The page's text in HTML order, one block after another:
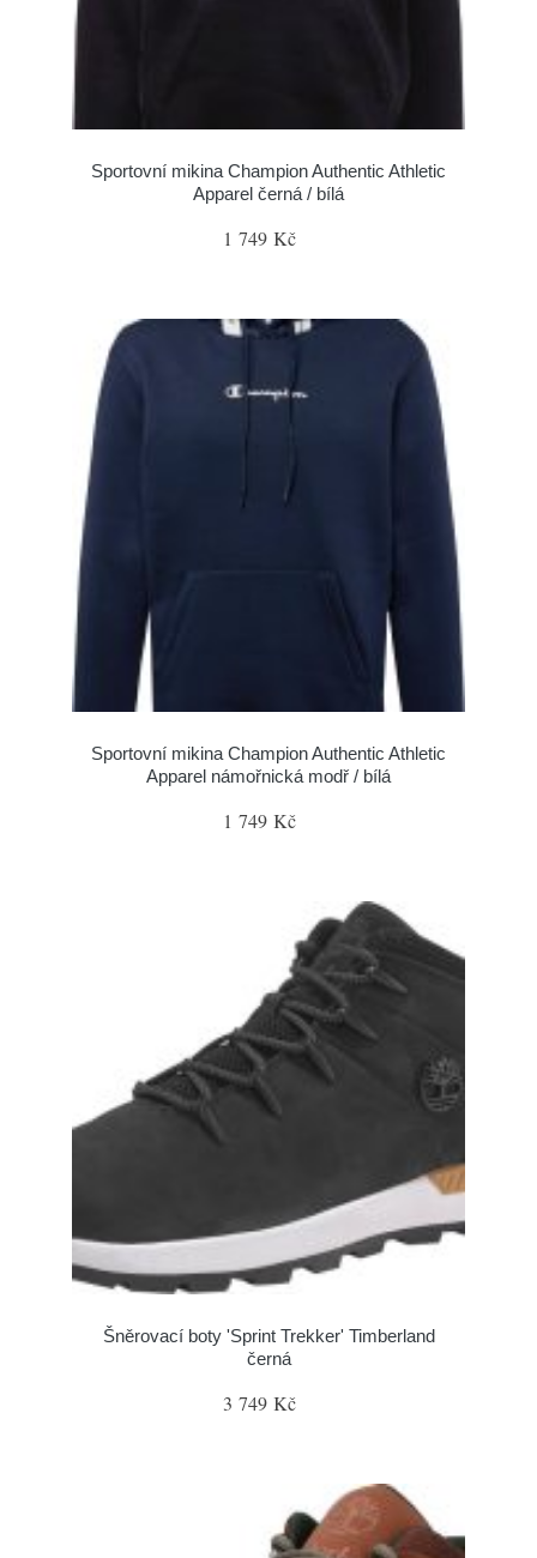
Sportovní mikina Champion Authentic Athletic
Apparel černá / bílá
1 749 Kč
Sportovní mikina Champion Authentic Athletic
Apparel námořnická modř / bílá
1 749 Kč
Šněrovací boty 'Sprint Trekker' Timberland
černá
3 749 Kč